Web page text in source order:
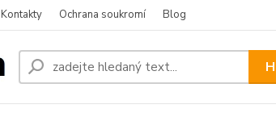
Kontakty Ochrana soukromí Blog